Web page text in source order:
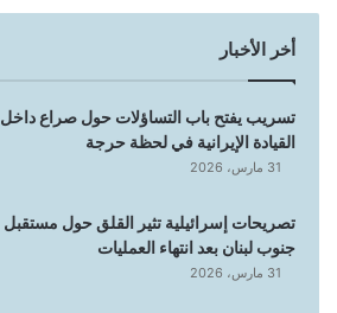
أخر الأخبار
تسريب يفتح باب التساؤلات حول صراع داخل
القيادة الإيرانية في لحظة حرجة
31 مارس، 2026
تصريحات إسرائيلية تثير القلق حول مستقبل
جنوب لبنان بعد انتهاء العمليات
31 مارس، 2026